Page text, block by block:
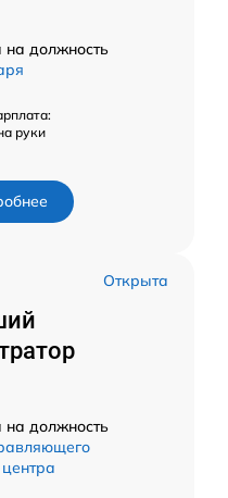
на должность
руки
Открыта
на должность